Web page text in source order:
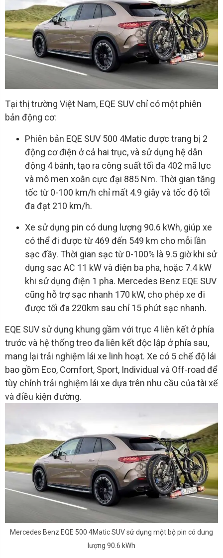
Tại thị trường Việt Nam, EQE SUV chỉ có một phiên
bản động cơ:
Phiên bản EQE SUV 500 4Matic được trang bị 2
động cơ điện ở cả hai trục, và sử dụng hệ dẫn
động 4 bánh, tạo ra công suất tối đa 402 mã lực
và mô men xoắn cực đại 885 Nm. Thời gian tăng
tốc từ 0-100 km/h chỉ mất 4.9 giây và tốc độ tối
đa đạt 210 km/h.
Xe sử dụng pin có dung lượng 90.6 kWh, giúp xe
có thể đi được từ 469 đến 549 km cho mỗi lần
sạc đầy. Thời gian sạc từ 0-100% là 9.5 giờ khi sử
dụng sạc AC 11 kW và điện ba pha, hoặc 7.4 kW
khi sử dụng điện 1 pha. Mercedes Benz EQE SUV
cũng hỗ trợ sạc nhanh 170 kW, cho phép xe đi
được tối đa 220km sau chỉ 15 phút sạc nhanh.
EQE SUV sử dụng khung gầm với trục 4 liên kết ở phía
trước và hệ thống treo đa liên kết độc lập ở phía sau,
mang lại trải nghiệm lái xe linh hoạt. Xe có 5 chế độ lái
bao gồm Eco, Comfort, Sport, Individual và Off-road để
tùy chỉnh trải nghiệm lái xe dựa trên nhu cầu của tài xế
và điều kiện đường.
Mercedes Benz EQE 500 4Matic SUV sử dụng một bộ pin có dung
lượng 90.6 kWh